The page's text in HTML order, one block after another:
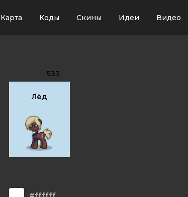
Карта Коды Скины Идеи Видео
533
Лёд